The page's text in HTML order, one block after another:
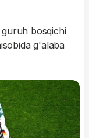
bosqichi
g'alaba